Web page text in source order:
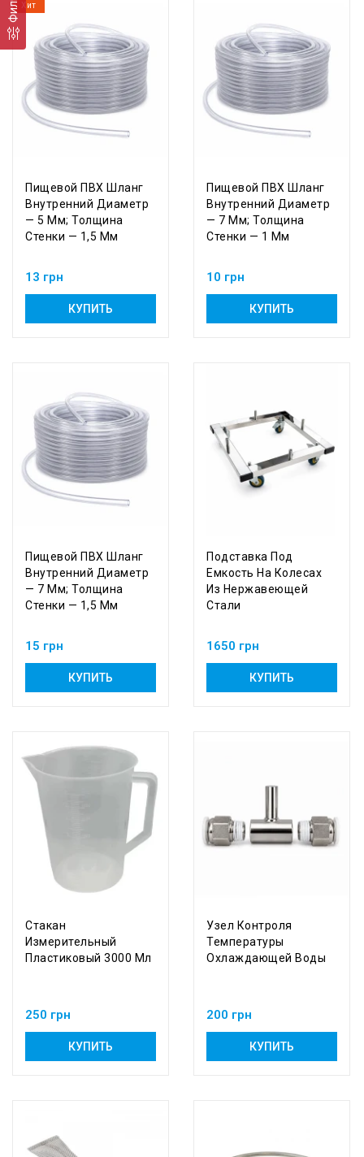
Хит
Пищевой ПВХ Шланг
Внутренний Диаметр
— 5 Мм; Толщина
Стенки — 1,5 Мм
13 грн
КУПИТЬ
Пищевой ПВХ Шланг
Внутренний Диаметр
— 7 Мм; Толщина
Стенки — 1 Мм
10 грн
КУПИТЬ
Пищевой ПВХ Шланг
Внутренний Диаметр
— 7 Мм; Толщина
Стенки — 1,5 Мм
15 грн
КУПИТЬ
Подставка Под
Емкость На Колесах
Из Нержавеющей
Стали
1650 грн
КУПИТЬ
Стакан
Измерительный
Пластиковый 3000 Мл
250 грн
КУПИТЬ
Узел Контроля
Температуры
Охлаждающей Воды
200 грн
КУПИТЬ